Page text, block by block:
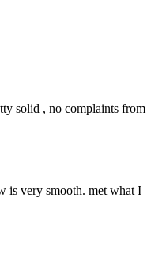
solid , no complaints from
is very smooth. met what I